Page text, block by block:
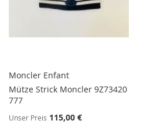
Moncler Enfant
Mütze Strick Moncler 9Z73420
777
Unser Preis 115,00 €